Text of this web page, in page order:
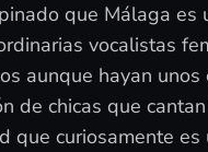
que Málaga es
vocalistas
aunque hayan unos
de chicas que
que curiosamente es